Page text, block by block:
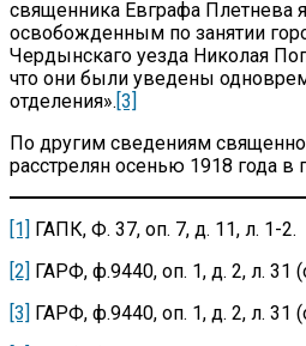
священника Евграфа Плетнева
освобожденным по занятии
Чердынскаго уезда Николая
что они были уведены
отделения».[3]
По другим сведениям
расстрелян осенью 1918 года в
[1] ГАПК, Ф. 37, оп. 7, д. 11, л. 1-2.
[2] ГАРФ, ф.9440, оп. 1, д. 2, л. 31
[3] ГАРФ, ф.9440, оп. 1, д. 2, л. 31